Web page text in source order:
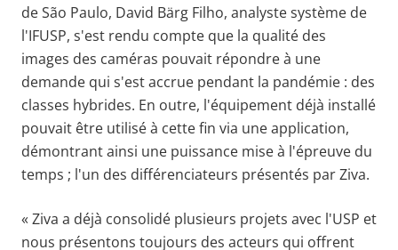
de São Paulo, David Bärg Filho, analyste système de
l'IFUSP, s'est rendu compte que la qualité des
images des caméras pouvait répondre à une
demande qui s'est accrue pendant la pandémie : des
classes hybrides. En outre, l'équipement déjà installé
pouvait être utilisé à cette fin via une application,
démontrant ainsi une puissance mise à l'épreuve du
temps ; l'un des différenciateurs présentés par Ziva.
« Ziva a déjà consolidé plusieurs projets avec l'USP et
nous présentons toujours des acteurs qui offrent